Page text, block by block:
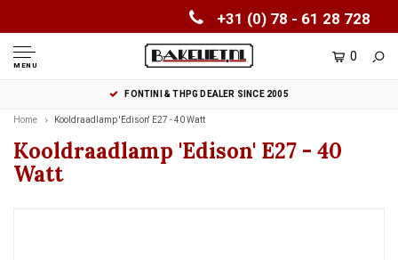
+31 (0) 78 - 61 28 728
MENU
0
FONTINI & THPG DEALER SINCE 2005
Home Kooldraadlamp 'Edison' E27 - 40 Watt
Kooldraadlamp 'Edison' E27 - 40
Watt